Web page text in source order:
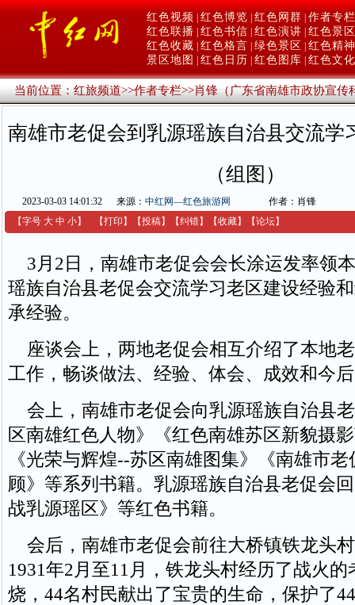
红色视频 红色博览 红色网群 作者专栏
红色联播 红色书信 红色演讲 红色景区
红色收藏 红色格言 绿色景区
红色精神
景区地图
红色日历 红色图库 红色文化
当前位置：红旅频道>>作者专栏>>肖锋（广东省南雄市政协宣传
南雄市老促会到乳源瑶族自治县交流学
（组图）
2023-03-03 14:01:32 来源： 中红网—红色旅游网
作者：肖锋
【字号 大 中 小】 【打印 】 【投稿】 【纠错】 【收藏】 【论坛】
3月2日，南雄市老促会会长涂运发率领
瑶族自治县老促会交流学习老区建设经验
承经验。
座谈会上，两地老促会相互介绍了本地
工作，畅谈做法、经验、体会、成效和今
会上，南雄市老促会向乳源瑶族自治县
区南雄红色人物》《红色南雄苏区新貌摄
《光荣与辉煌--苏区南雄图集》《南雄市
顾》等系列书籍。乳源瑶族自治县老促会
战乳源瑶区》等红色书籍。
会后，南雄市老促会前往大桥镇铁龙头
1931年2月至11月，铁龙头村经历了战火的
烧，44名村民献出了宝贵的生命，保护了